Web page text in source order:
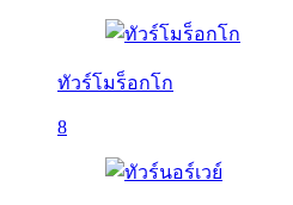
ทัวร์โมร็อกโก
8